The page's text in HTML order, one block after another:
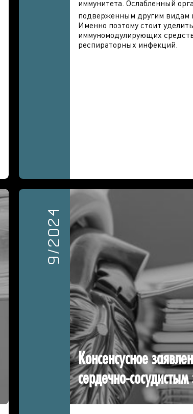
иммунитета. Ослабленный
подверженным другим видам
Именно поэтому стоит
иммуномодулирующих
респираторных инфекций.
9/2024
Консенсусное
сердечно-